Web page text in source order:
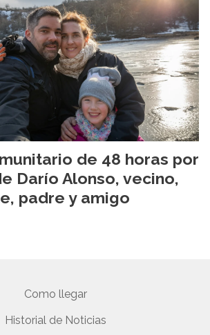
de 48 horas por
Darío Alonso, vecino,
padre y amigo
Como llegar
Historial de Noticias